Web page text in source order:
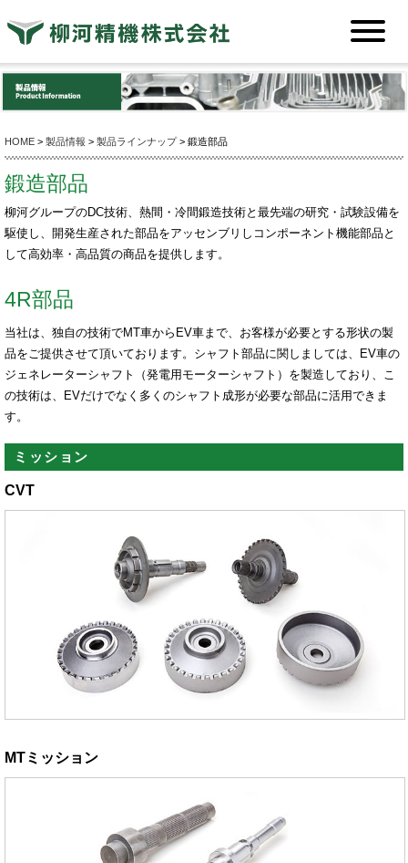
HOME > 製品情報 > 製品ラインナップ> 鍛造部品
鍛造部品
柳河グループのDC技術、熱間・冷間鍛造技術と最先端の研究・試験設備を
駆使し、開発生産された部品をアッセンブリしコンポーネント機能部品と
して高効率・高品質の商品を提供します。
4R部品
当社は、独自の技術でMT車からEV車まで、お客様が必要とする形状の製
品をご提供させて頂いております。シャフト部品に関しましては、EV車の
ジェネレーターシャフト（発電用モーターシャフト）を製造しており、こ
の技術は、EVだけでなく多くのシャフト成形が必要な部品に活用できま
す。
ミッション
CVT
MTミッション